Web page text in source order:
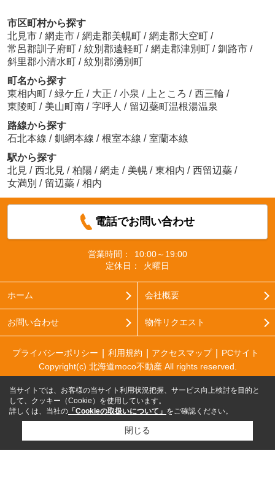
市区町村から探す
北見市 / 網走市 / 網走郡美幌町 / 網走郡大空町 /
常呂郡訓子府町 / 紋別郡遠軽町 / 網走郡津別町 / 釧路市 /
斜里郡小清水町 / 紋別郡湧別町
町名から探す
東相内町 / 緑ケ丘 / 大正 / 小泉 / 上ところ / 西三輪 /
東陵町 / 美山町南 / 字呼人 / 留辺蘂町温根湯温泉
路線から探す
石北本線 / 釧網本線 / 根室本線 / 室蘭本線
駅から探す
北見 / 西北見 / 柏陽 / 網走 / 美幌 / 東相内 / 西留辺蘂 /
女満別 / 留辺蘂 / 相内
電話でお問い合わせ
営業時間：
10:00～19:00
定休日：
火曜日
ホーム 会社概要
お問い合わせ 物件リクエスト
プライバシーポリシー 利用規約 アクセスマップ
PCサイト
Copyright(c) 北海道moco不動産 All rights reserved.
当サイトでは、お客様の当サイト利用状況把握、サービス向上検討を目的と
して、クッキー（Cookie）を使用しています。
詳しくは、当社の 「Cookieの取扱いについて」 をご確認ください。
閉じる